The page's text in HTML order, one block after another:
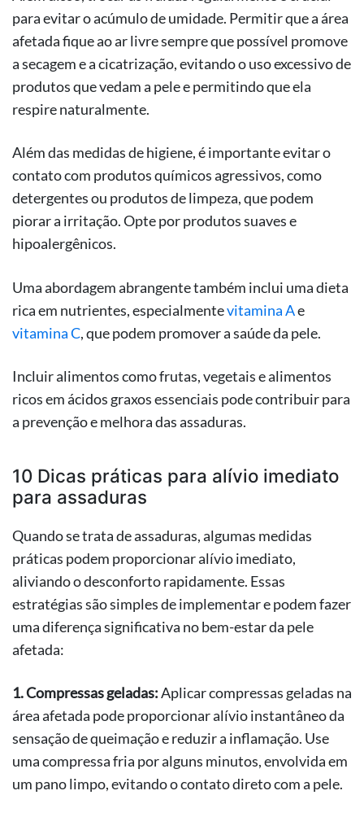
para evitar o acúmulo de umidade. Permitir que a área
afetada fique ao ar livre sempre que possível promove
a secagem e a cicatrização, evitando o uso excessivo de
produtos que vedam a pele e permitindo que ela
respire naturalmente.
Além das medidas de higiene, é importante evitar o
contato com produtos químicos agressivos, como
detergentes ou produtos de limpeza, que podem
piorar a irritação. Opte por produtos suaves e
hipoalergênicos.
Uma abordagem abrangente também inclui uma dieta
rica em nutrientes, especialmentevitamina Ae
vitamina C, que podem promover a saúde da pele.
Incluir alimentos como frutas, vegetais e alimentos
ricos em ácidos graxos essenciais pode contribuir para
a prevenção e melhora das assaduras.
10 Dicas práticas para alívio imediato
para assaduras
Quando se trata de assaduras, algumas medidas
práticas podem proporcionar alívio imediato,
aliviando o desconforto rapidamente. Essas
estratégias são simples de implementar e podem fazer
uma diferença significativa no bem-estar da pele
afetada:
1. Compressas geladas:Aplicar compressas geladas na
área afetada pode proporcionar alívio instantâneo da
sensação de queimação e reduzir a inflamação. Use
uma compressa fria por alguns minutos, envolvida em
um pano limpo, evitando o contato direto com a pele.